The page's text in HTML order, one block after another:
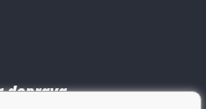
doprava